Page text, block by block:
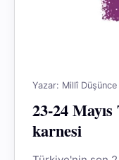
Yazar: Millî
23-24
karnesi